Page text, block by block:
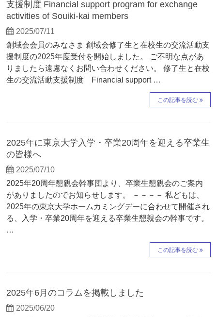
支援制度 Financial support program for exchange
activities of Souiki-kai members
2025/07/11
創域会会員のみなさま 創域会修了生と在校生の交流活動支
援制度の2025年度受付を開始しました。 ご不明な点があ
りましたら遠慮なくお問い合わせください。 修了生と在校
生の交流活動支援制度 Financial support …
この記事を読む
2025年に東京大学入学・卒業20周年を迎える卒業生
の皆様へ
2025/07/10
2025年20周年懇親会幹事団より、卒業生懇親会のご案内
がありましたのでお知らせします。 －－－－ 私どもは、
2025年の東京大学ホームカミングデーに合わせて開催され
る、入学・卒業20周年を迎える卒業生懇親会の幹事です。
…
この記事を読む
2025年6月のコラムを掲載しました
2025/06/20